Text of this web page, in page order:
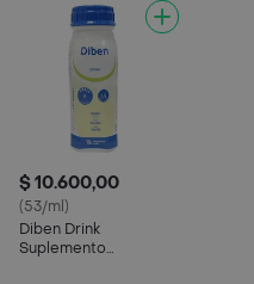
$ 10.600,00
(53/ml)
Diben Drink
Suplemento